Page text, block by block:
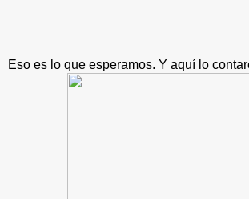
Eso es lo que esperamos. Y aquí lo